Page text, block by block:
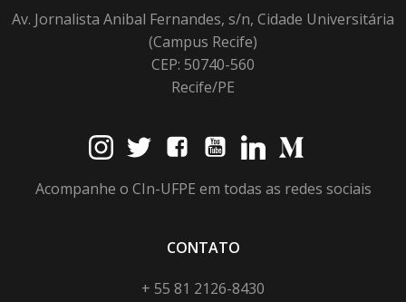
Av. Jornalista Anibal Fernandes, s/n, Cidade Universitária
(Campus Recife)
CEP: 50740-560
Recife/PE
Acompanhe o CIn-UFPE em todas as redes sociais
CONTATO
+ 55 81 2126-8430